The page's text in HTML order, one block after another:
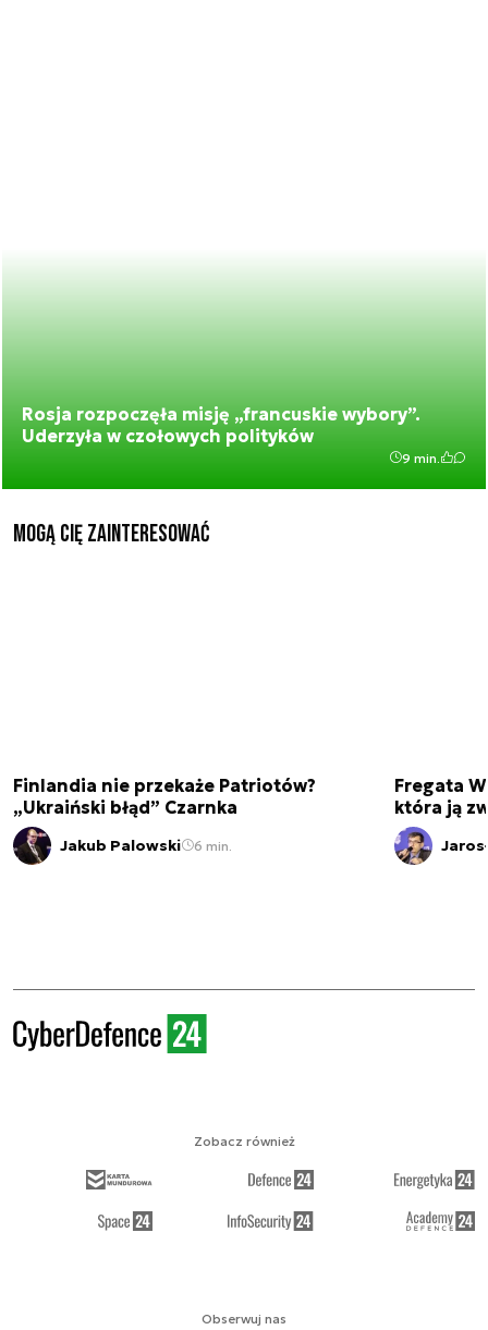
Rosja rozpoczęła misję „francuskie wybory”.
Uderzyła w czołowych polityków
9 min.
Mogą Cię zainteresować
Finlandia nie przekaże Patriotów?
„Ukraiński błąd” Czarnka
Jakub Palowski 6 min.
Fregata
która ją
Obserwuj nas
Zobacz również